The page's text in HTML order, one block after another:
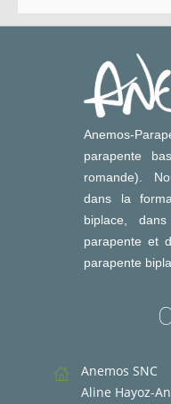
Anemos-
parapente
romande).
dans la
biplace,
parapente et
parapente
Anemos SNC
Aline Hayoz-